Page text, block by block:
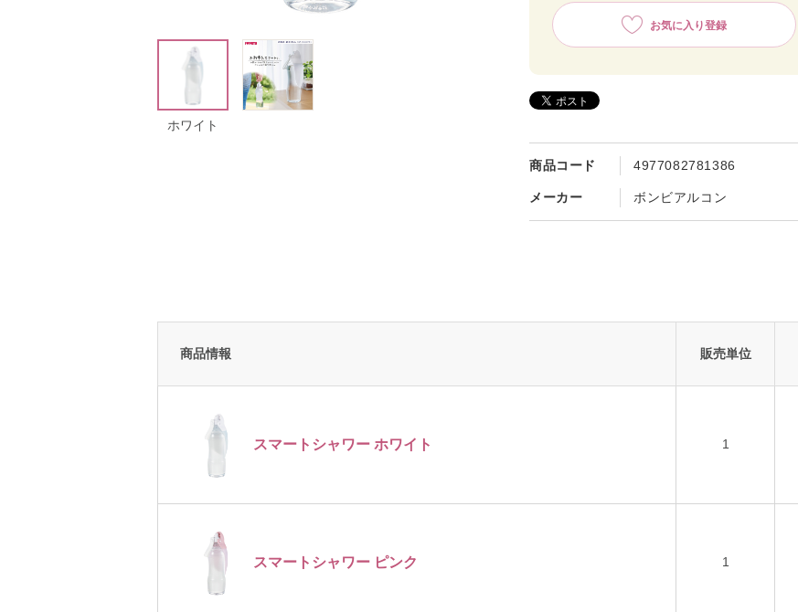
ホワイト ホワイト
ホワイト
商品コード 4977082781386
メーカー ボンビアルコン
お気に入り登録
商品情報 販売単位
スマートシャワー ホワイト 1
スマートシャワー ピンク 1